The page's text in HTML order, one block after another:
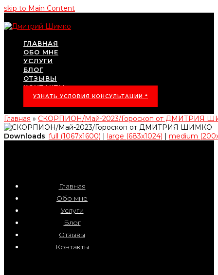
skip to Main Content
ГЛАВНАЯ
ОБО МНЕ
УСЛУГИ
БЛОГ
ОТЗЫВЫ
КОНТАКТЫ
УЗНАТЬ УСЛОВИЯ КОНСУЛЬТАЦИИ *
Главная » СКОРПИОН/Май-2023/Гороскоп от ДМИТРИЯ
Downloads: full (1067x1600) | large (683x1024) | medium
Главная
Обо мне
Услуги
Блог
Отзывы
Контакты